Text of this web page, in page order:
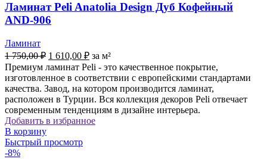
Ламинат Peli Anatolia Design Дуб Кофейный
AND-906
Ламинат
1 750,00₽ Первоначальная
цена
составляла
1
750,00 ₽.
1 610,00 ₽Текущая
цена:
1
610,00 ₽.
за м²
Премиум ламинат Peli - это качественное покрытие,
изготовленное в соответствии с европейскими стандартами
качества. Завод, на котором производится ламинат,
расположен в Турции. Вся коллекция декоров Peli отвечает
современным тенденциям в дизайне интерьера.
Добавить в избранное
В корзину
Быстрый просмотр
-8%